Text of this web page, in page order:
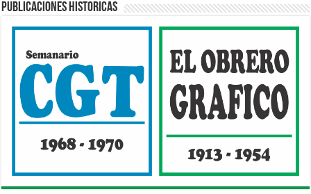
Publicaciones Historicas